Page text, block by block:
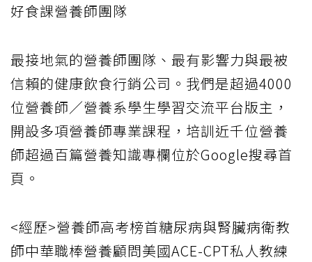
好食課營養師團隊
最接地氣的營養師團隊、最有影響力與最被
信賴的健康飲食行銷公司。我們是超過4000
位營養師／營養系學生學習交流平台版主，
開設多項營養師專業課程，培訓近千位營養
師超過百篇營養知識專欄位於Google搜尋首
頁。
<經歷>營養師高考榜首糖尿病與腎臟病衛教
師中華職棒營養顧問美國ACE-CPT私人教練